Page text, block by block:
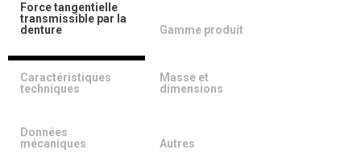
Force tangentielle
transmissible par la
denture
Gamme produit
Caractéristiques
techniques
Masse et
dimensions
Données
mécaniques
Autres